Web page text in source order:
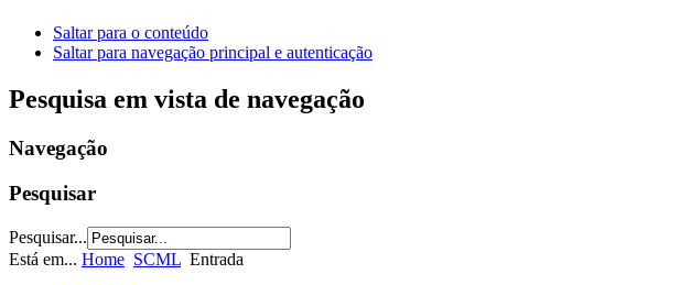
Saltar para o conteúdo
Saltar para navegação principal e autenticação
Pesquisa em vista de navegação
Navegação
Pesquisar
Pesquisar...
Está em... Home SCML Entrada